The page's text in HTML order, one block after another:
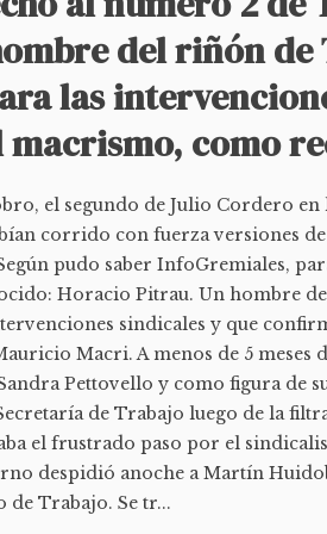
del riñón de
las
como
el segundo de Julio Cordero en
corrido con fuerza versiones de
pudo saber InfoGremiales,
Horacio Pitrau. Un hombre
sindicales y que
Macri. A menos de 5 meses
Pettovello y como figura de
de Trabajo luego de la
el frustrado paso por el
despidió anoche a Martín
de Trabajo. Se tr...